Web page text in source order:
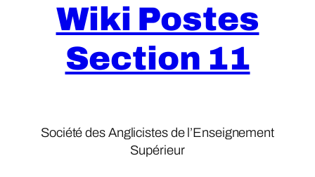
Wiki Postes
Section 11
Société des Anglicistes de l’Enseignement
Supérieur